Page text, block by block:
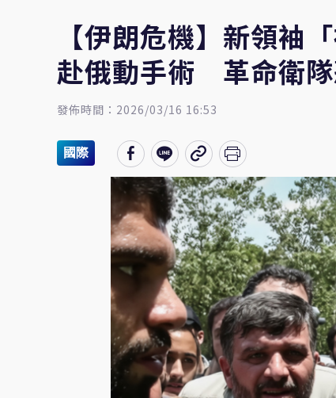
【伊朗危機】新領袖
赴俄動手術 革命衛
發佈時間：2026/03/16 16:53
國際